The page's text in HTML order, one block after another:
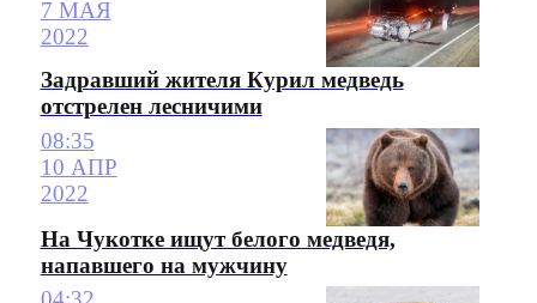
7 МАЯ
2022
Задравший жителя Курил медведь
отстрелен лесничими
08:35
10 АПР
2022
На Чукотке ищут белого медведя,
напавшего на мужчину